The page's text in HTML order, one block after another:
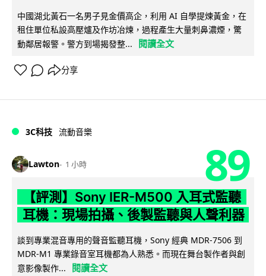
中國湖北黃石一名男子見金價高企，利用 AI 自學提煉黃金，在
租住單位私設高壓爐及作坊冶煉，過程產生大量刺鼻濃煙，驚
動鄰居報警。警方到場揭發整...
閱讀全文
分享
3C科技 流動音樂
Lawton 1 小時 89
【評測】Sony IER-M500 入耳式監聽
耳機：現場拍攝、後製監聽與人聲利器
談到專業混音專用的聲音監聽耳機，Sony 經典 MDR-7506 到
MDR-M1 專業錄音室耳機都為人熟悉。而現在舞台製作者與創
意影像製作...
閱讀全文